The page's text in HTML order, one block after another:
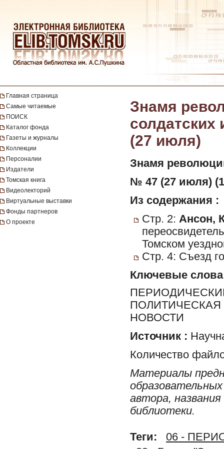
Главная страница
Самые читаемые
ПОИСК
Каталог фонда
Газеты и журналы
Коллекции
Персоналии
Издатели
Томская книга
Видеолекторий
Виртуальные выставки
Фонды партнеров
О проекте
Знамя
солдатских
(27 июля)
Знамя
№ 47 (27 июля)
Из содержания :
Стр. 2: Ансон,
Томском
Стр. 4: Съезд
Ключевые слова
НОВОСТИ
Источник :
Количество
Материалы
автора,
библиотеки.
Теги:
06 -